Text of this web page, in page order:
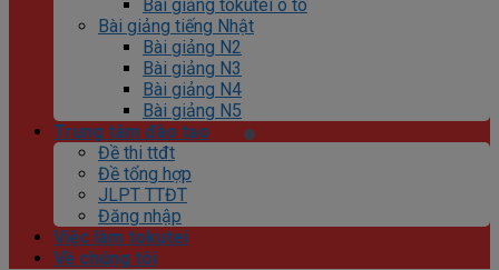
Bài giảng tokutei ô tô
Bài giảng tiếng Nhật
Bài giảng N2
Bài giảng N3
Bài giảng N4
Bài giảng N5
Trung tâm đào tạo
Đề thi ttđt
Đề tổng hợp
JLPT TTĐT
Đăng nhập
Việc làm tokutei
Về chúng tôi